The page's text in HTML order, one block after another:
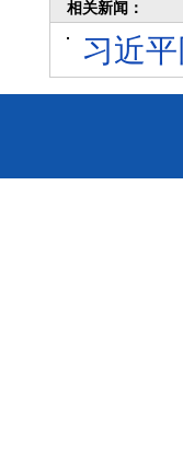
相关新闻：
习近